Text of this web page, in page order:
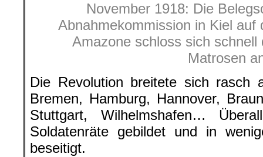
November 1918: Die
Abnahmekommission in Kiel auf
Amazone schloss sich schnell
Matrosen
Die Revolution breitete sich rasch
Bremen, Hamburg, Hannover,
Stuttgart, Wilhelmshafen…
Soldatenräte gebildet und in
beseitigt.